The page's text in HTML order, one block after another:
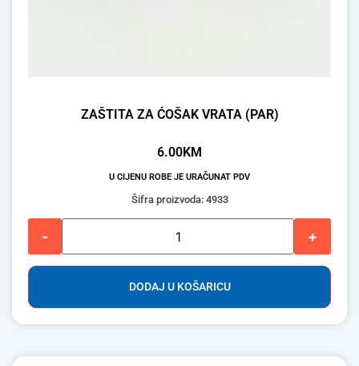
ZAŠTITA ZA ĆOŠAK VRATA (PAR)
6.00KM
U CIJENU ROBE JE URAČUNAT PDV
Šifra proizvoda: 4933
- +
DODAJ U KOŠARICU